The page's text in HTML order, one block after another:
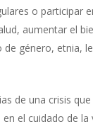
o participar
aumentar el
género, etnia,
de una crisis
el cuidado de la